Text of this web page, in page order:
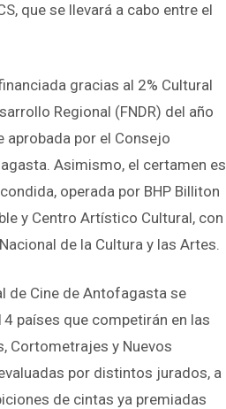
que se llevará a cabo entre el
gracias al 2% Cultural
Regional (FNDR) del año
aprobada por el Consejo
Asimismo, el certamen es
operada por BHP Billiton
y Centro Artístico Cultural, con
de la Cultura y las Artes.
de Cine de Antofagasta se
países que competirán en las
Cortometrajes y Nuevos
por distintos jurados, a
de cintas ya premiadas